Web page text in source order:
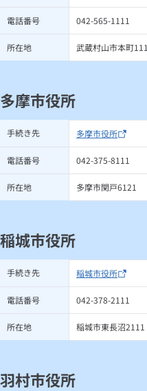
電話番号 042-565-1111
所在地 武蔵村山市本町111
多摩市役所
手続き先 多摩市役所
電話番号 042-375-8111
所在地 多摩市関戸6121
稲城市役所
手続き先 稲城市役所
電話番号 042-378-2111
所在地 稲城市東長沼2111
羽村市役所